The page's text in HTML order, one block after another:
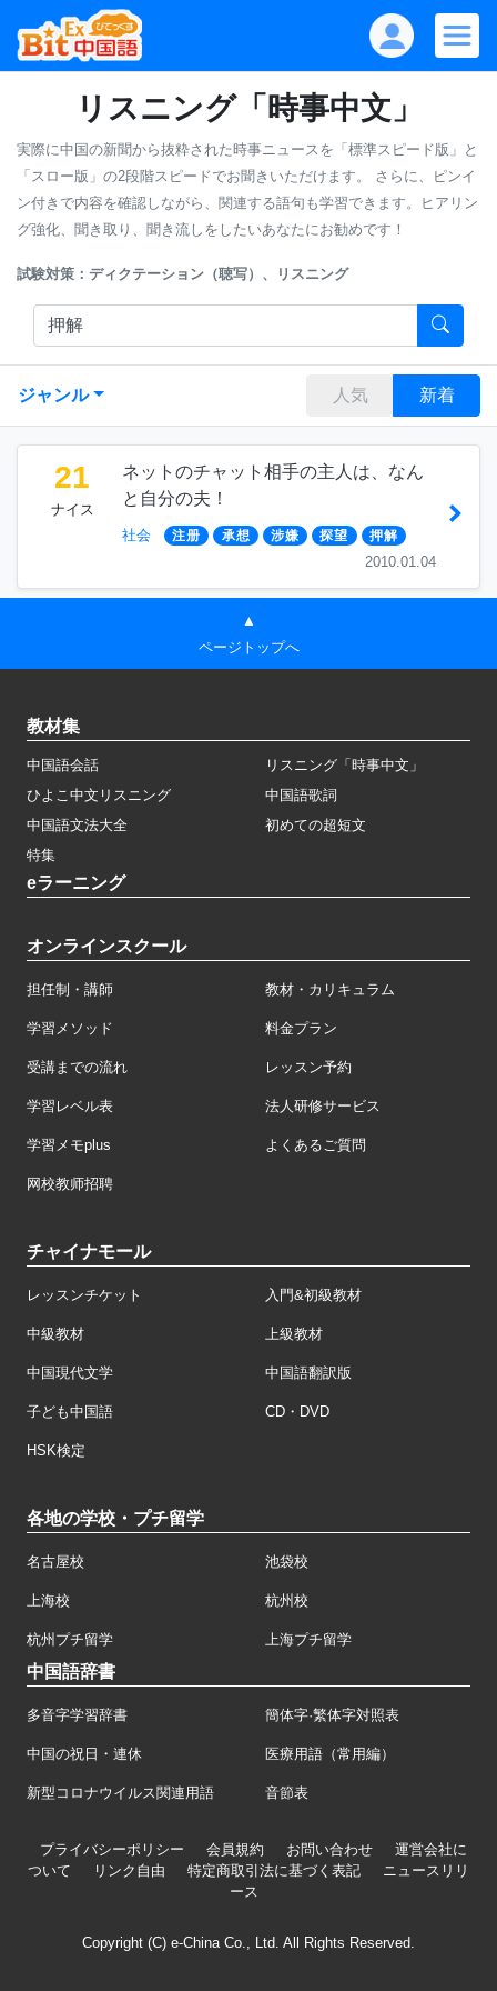
リスニング「時事中文」
実際に中国の新聞から抜粋された時事ニュースを「標準スピード版」と
「スロー版」の2段階スピードでお聞きいただけます。
さらに、ピンイ
ン付きで内容を確認しながら、関連する語句も学習できます。ヒアリン
グ強化、聞き取り、聞き流しをしたいあなたにお勧めです！
試験対策：ディクテーション（聴写）、リスニング
ジャンル 人気 新着
21
ナイス
ネットのチャット相手の主人は、なん
と自分の夫！
社会 注册 承想 涉嫌 探望 押解
2010.01.04
▲
ページトップへ
教材集
中国語会話
リスニング「時事中文」
ひよこ中文リスニング
中国語歌詞
中国語文法大全
初めての超短文
特集
eラーニング
オンラインスクール
担任制・講師 教材・カリキュラム
学習メソッド 料金プラン
受講までの流れ レッスン予約
学習レベル表 法人研修サービス
学習メモplus よくあるご質問
网校教师招聘
チャイナモール
レッスンチケット 入門&初級教材
中級教材 上級教材
中国現代文学 中国語翻訳版
子ども中国語 CD・DVD
HSK検定
各地の学校・プチ留学
名古屋校 池袋校
上海校 杭州校
杭州プチ留学 上海プチ留学
中国語辞書
多音字学習辞書 簡体字·繁体字対照表
中国の祝日・連休 医療用語（常用編）
新型コロナウイルス関連用語 音節表
プライバシーポリシー 会員規約 お問い合わせ
運営会社に
ついて
リンク自由 特定商取引法に基づく表記
ニュースリリ
ース
Copyright (C) e-China Co., Ltd. All Rights Reserved.